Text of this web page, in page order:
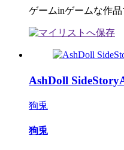
ゲームinゲームな作品
AshDoll
狗兎
狗兎